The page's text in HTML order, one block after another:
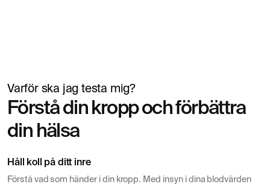
Simon Mäntylä
Lämnar blodprov inför hälsokontroll
Varför ska jag testa mig?
Förstå din kropp och förbättra
din hälsa
Håll koll på ditt inre
Förstå vad som händer i din kropp. Med insyn i dina blodvärden